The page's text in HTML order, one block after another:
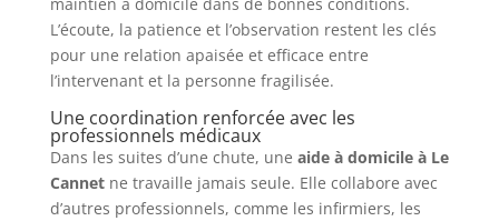
maintien à domicile dans de bonnes conditions.
L’écoute, la patience et l’observation restent les clés
pour une relation apaisée et efficace entre
l’intervenant et la personne fragilisée.
Une coordination renforcée avec les
professionnels médicaux
Dans les suites d’une chute, une aide à domicile à Le
Cannetne travaille jamais seule. Elle collabore avec
d’autres professionnels, comme les infirmiers, les